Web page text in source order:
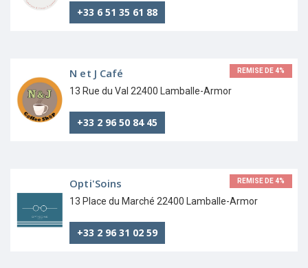
+33 6 51 35 61 88
REMISE DE 4%
N et J Café
13 Rue du Val 22400 Lamballe-Armor
+33 2 96 50 84 45
REMISE DE 4%
Opti'Soins
13 Place du Marché 22400 Lamballe-Armor
+33 2 96 31 02 59